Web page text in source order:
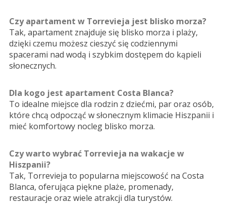
Czy apartament w Torrevieja jest blisko morza?
Tak, apartament znajduje się blisko morza i plaży,
dzięki czemu możesz cieszyć się codziennymi
spacerami nad wodą i szybkim dostępem do kąpieli
słonecznych.
Dla kogo jest apartament Costa Blanca?
To idealne miejsce dla rodzin z dziećmi, par oraz osób,
które chcą odpocząć w słonecznym klimacie Hiszpanii i
mieć komfortowy nocleg blisko morza.
Czy warto wybrać Torrevieja na wakacje w
Hiszpanii?
Tak, Torrevieja to popularna miejscowość na Costa
Blanca, oferująca piękne plaże, promenady,
restauracje oraz wiele atrakcji dla turystów.